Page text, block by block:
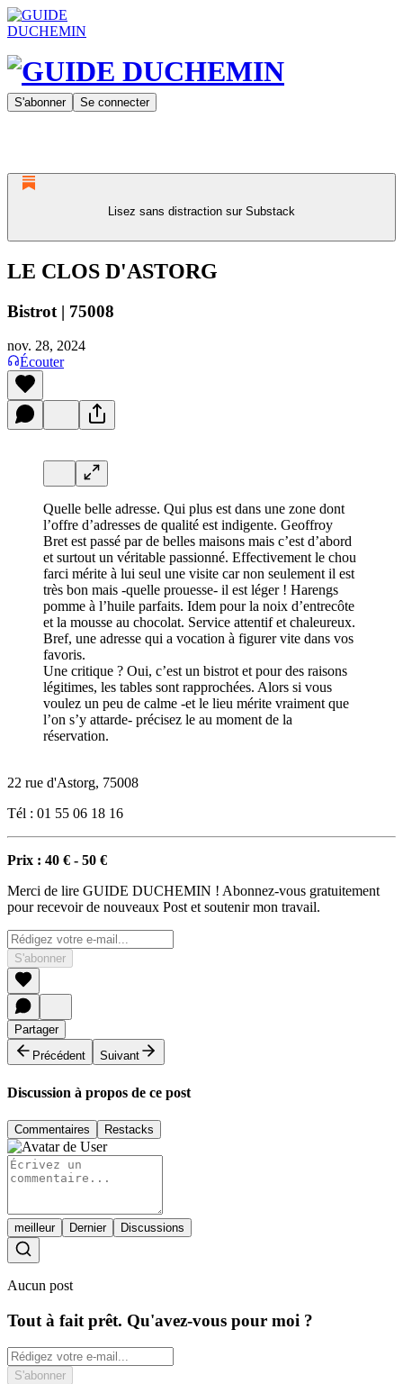
S'abonner Se connecter
Lisez sans distraction sur Substack
LE CLOS D'ASTORG
Bistrot | 75008
nov. 28, 2024
Écouter
Quelle belle adresse. Qui plus est dans une zone dont
l’offre d’adresses de qualité est indigente. Geoffroy
Bret est passé par de belles maisons mais c’est d’abord
et surtout un véritable passionné. Effectivement le chou
farci mérite à lui seul une visite car non seulement il est
très bon mais -quelle prouesse- il est léger ! Harengs
pomme à l’huile parfaits. Idem pour la noix d’entrecôte
et la mousse au chocolat. Service attentif et chaleureux.
Bref, une adresse qui a vocation à figurer vite dans vos
favoris.
Une critique ? Oui, c’est un bistrot et pour des raisons
légitimes, les tables sont rapprochées. Alors si vous
voulez un peu de calme -et le lieu mérite vraiment que
l’on s’y attarde- précisez le au moment de la
réservation.
22 rue d'Astorg, 75008
Tél : 01 55 06 18 16
Prix : 40 € - 50 €
Merci de lire GUIDE DUCHEMIN ! Abonnez-vous gratuitement
pour recevoir de nouveaux Post et soutenir mon travail.
S'abonner
Partager
Précédent
Suivant
Discussion à propos de ce post
Commentaires Restacks
meilleur Dernier Discussions
Aucun post
Tout à fait prêt. Qu'avez-vous pour moi ?
S'abonner